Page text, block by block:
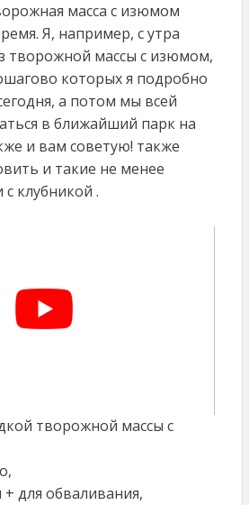
масса с изюмом
Я, например, с утра
творожной массы с изюмом,
которых я подробно
а потом мы всей
в ближайший парк на
и вам советую! также
и такие не менее
клубникой .
творожной массы с
для обваливания,